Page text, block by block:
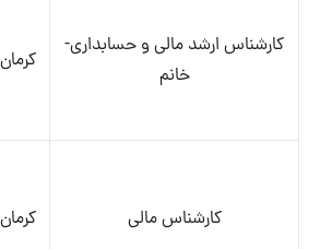
کارشناس ارشد مالی و حسابداری-
خانم
کرمان
کارشناس مالی کرمان